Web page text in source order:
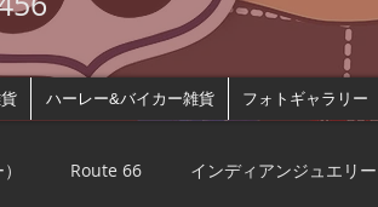
ハーレー&バイカー雑貨 フォトギャラリー
Route 66 インディアンジュエリー